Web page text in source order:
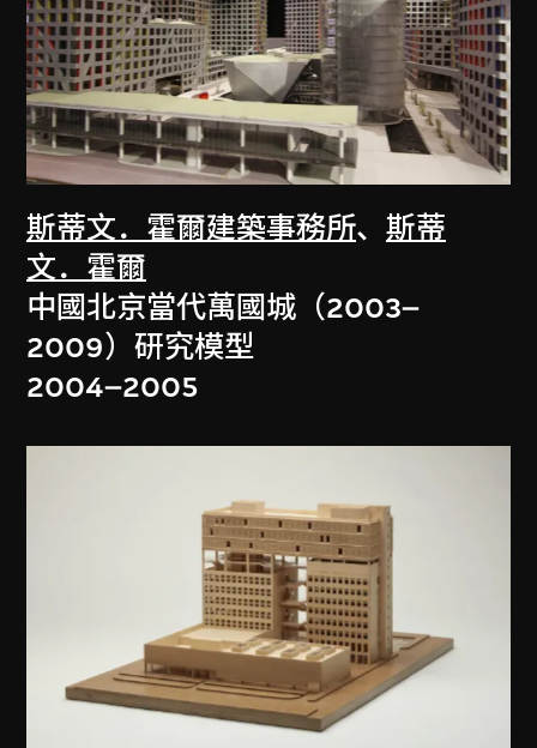
斯蒂文．霍爾建築事務所、斯蒂
文．霍爾
中國北京當代萬國城（2003–
2009）研究模型
2004–2005